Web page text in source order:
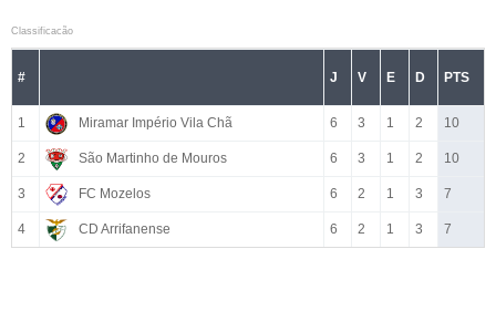
Classificacão
# J V E D PTS
1 Miramar Império Vila Chã 6 3 1 2 10
2 São Martinho de Mouros 6 3 1 2 10
3 FC Mozelos 6 2 1 3 7
4 CD Arrifanense 6 2 1 3 7